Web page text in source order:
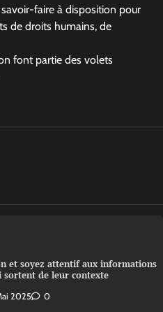
faire à disposition pour
de droits humains, de
font partie des volets
et soyez attentif aux informations
sortent de leur contexte
2025 0